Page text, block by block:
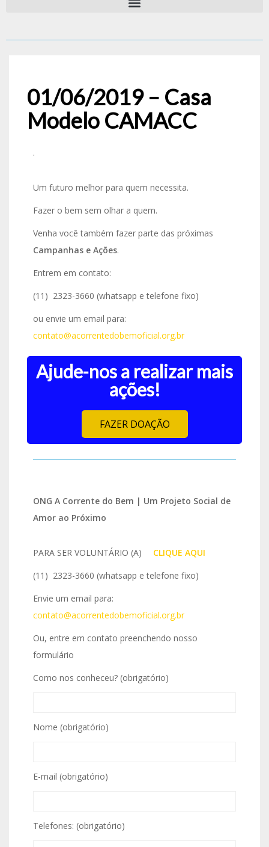
01/06/2019 – Casa
Modelo CAMACC
.
Um futuro melhor para quem necessita.
Fazer o bem sem olhar a quem.
Venha você também fazer parte das próximas
Campanhas e Ações.
Entrem em contato:
(11) 2323-3660 (whatsapp e telefone fixo)
ou envie um email para:
contato@acorrentedobemoficial.org.br
Ajude-nos a realizar mais
ações!
FAZER DOAÇÃO
ONG A Corrente do Bem | Um Projeto Social de
Amor ao Próximo
PARA SER VOLUNTÁRIO (A)
CLIQUE AQUI
(11) 2323-3660 (whatsapp e telefone fixo)
Envie um email para:
contato@acorrentedobemoficial.org.br
Ou, entre em contato preenchendo nosso
formulário
Como nos conheceu? (obrigatório)
Nome (obrigatório)
E-mail (obrigatório)
Telefones: (obrigatório)